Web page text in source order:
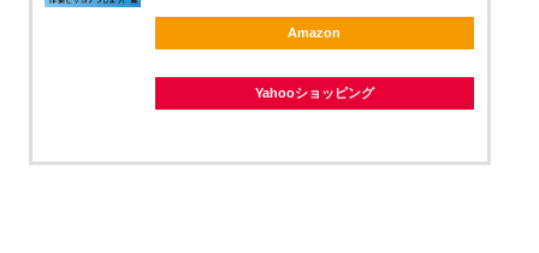
Amazon
Yahooショッピング